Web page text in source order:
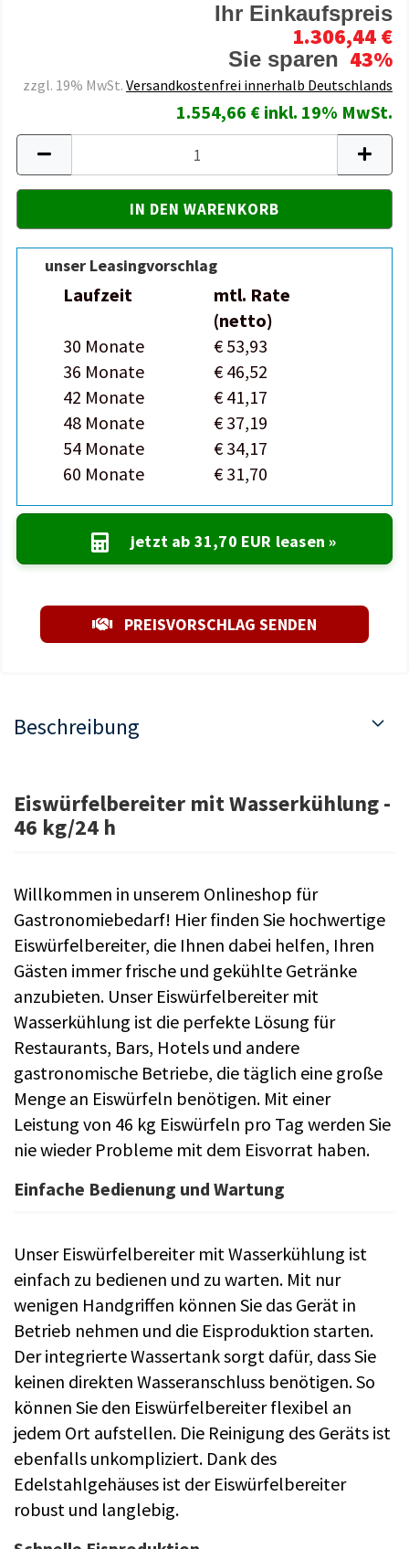
Ihr Einkaufspreis
1.306,44 €
Sie sparen 43%
zzgl. 19% MwSt. Versandkostenfrei innerhalb Deutschlands
1.554,66 € inkl. 19% MwSt.
unser Leasingvorschlag
Laufzeit
mtl. Rate
(netto)
30 Monate
€ 53,93
36 Monate
€ 46,52
42 Monate
€ 41,17
48 Monate
€ 37,19
54 Monate
€ 34,17
60 Monate
€ 31,70
jetzt ab 31,70 EUR leasen »
PREISVORSCHLAG SENDEN
Beschreibung
Eiswürfelbereiter mit Wasserkühlung -
46 kg/24 h
Willkommen in unserem Onlineshop für
Gastronomiebedarf! Hier finden Sie hochwertige
Eiswürfelbereiter, die Ihnen dabei helfen, Ihren
Gästen immer frische und gekühlte Getränke
anzubieten. Unser Eiswürfelbereiter mit
Wasserkühlung ist die perfekte Lösung für
Restaurants, Bars, Hotels und andere
gastronomische Betriebe, die täglich eine große
Menge an Eiswürfeln benötigen. Mit einer
Leistung von 46 kg Eiswürfeln pro Tag werden Sie
nie wieder Probleme mit dem Eisvorrat haben.
Einfache Bedienung und Wartung
Unser Eiswürfelbereiter mit Wasserkühlung ist
einfach zu bedienen und zu warten. Mit nur
wenigen Handgriffen können Sie das Gerät in
Betrieb nehmen und die Eisproduktion starten.
Der integrierte Wassertank sorgt dafür, dass Sie
keinen direkten Wasseranschluss benötigen. So
können Sie den Eiswürfelbereiter flexibel an
jedem Ort aufstellen. Die Reinigung des Geräts ist
ebenfalls unkompliziert. Dank des
Edelstahlgehäuses ist der Eiswürfelbereiter
robust und langlebig.